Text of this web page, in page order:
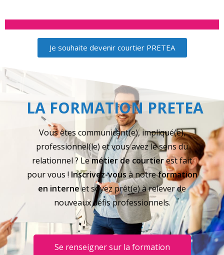
Je souhaite devenir courtier PRETEA
LA FORMATION PRETEA
Vous êtes communicant(e), impliqué(e),
professionnel(le) et vous avez le sens du
relationnel ? Lemétier de courtierest fait
pour vous ! Inscrivez-vous à notreformation
en interneet soyez prêt(e) à relever de
nouveaux défis professionnels.
Se renseigner sur la formation